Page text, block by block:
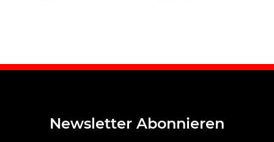
Newsletter Abonnieren